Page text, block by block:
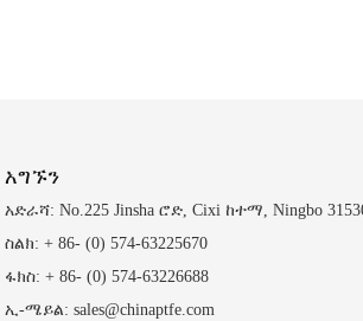
አግኙን
አድራሻ: No.225 Jinsha ሮድ, Cixi ከተማ, Ningbo
ስልክ: + 86- (0) 574-63225670
ፋክስ: + 86- (0) 574-63226688
ኢ-ሜይል: sales@chinaptfe.com